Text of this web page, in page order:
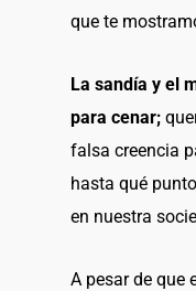
que te
La sandía y el
para cenar;
falsa creencia
hasta qué
en nuestra
A pesar de que